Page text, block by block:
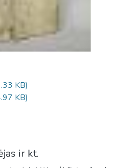
KB)
KB)
ir kt.